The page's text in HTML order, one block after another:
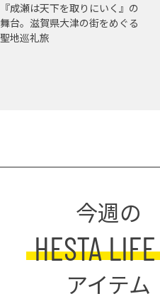
『成瀬は天下を取りにいく』の
舞台。滋賀県大津の街をめぐる
聖地巡礼旅
今週の
HESTA LIFE
アイテム